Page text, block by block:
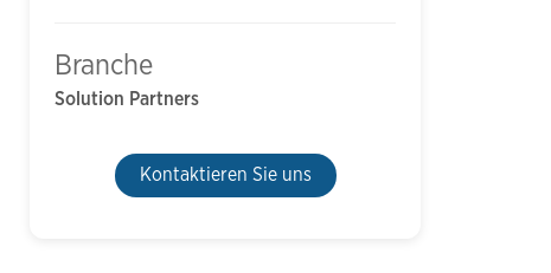
Branche
Solution Partners
Kontaktieren Sie uns